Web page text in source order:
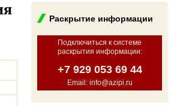
Раскрытие информации
Подключиться к системе
раскрытия информации:
+7 929 053 69 44
Email: info@azipi.ru